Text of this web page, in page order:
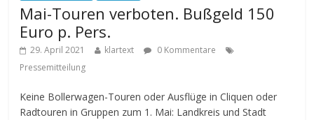
Mai-Touren verboten. Bußgeld 150
Euro p. Pers.
29. April 2021 klartext
0 Kommentare
Pressemitteilung
Keine Bollerwagen-Touren oder Ausflüge in Cliquen oder
Radtouren in Gruppen zum 1. Mai: Landkreis und Stadt